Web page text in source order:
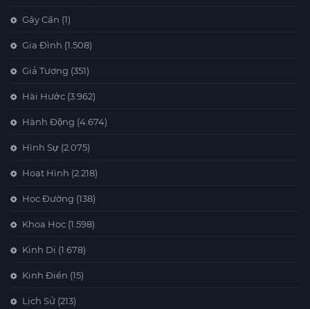
Gây Cấn (1)
Gia Đình (1.508)
Giả Tượng (351)
Hài Hước (3.962)
Hành Động (4.674)
Hình Sự (2.075)
Hoạt Hình (2.218)
Học Đường (138)
Khoa Học (1.598)
Kinh Dị (1.678)
Kinh Điển (15)
Lịch Sử (213)